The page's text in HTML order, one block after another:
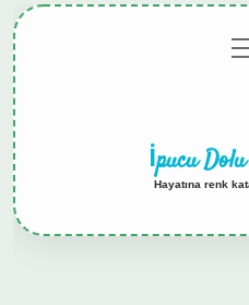
aç
İpucu
Hayatına renk